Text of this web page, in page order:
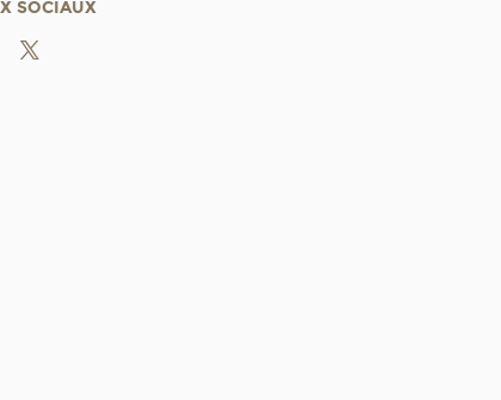
SOCIAUX